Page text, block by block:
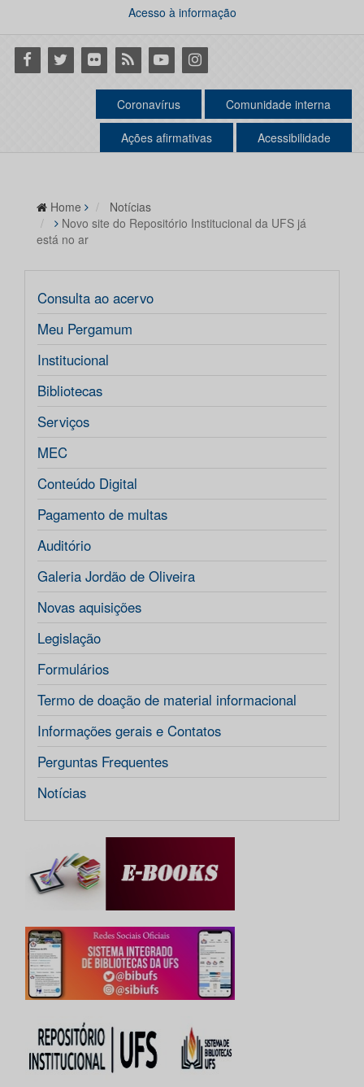
Acesso à informação
Facebook
Twitter Flickr RSS YoutubeInstagram
Coronavírus Comunidade interna
Ações afirmativas Acessibilidade
Home
Notícias
Novo site do Repositório Institucional da UFS já
está no ar
Consulta ao acervo
Meu Pergamum
Institucional
Bibliotecas
Serviços
MEC
Conteúdo Digital
Pagamento de multas
Auditório
Galeria Jordão de Oliveira
Novas aquisições
Legislação
Formulários
Termo de doação de material informacional
Informações gerais e Contatos
Perguntas Frequentes
Notícias